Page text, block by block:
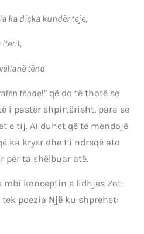
ka diçka kundër teje,
lterit,
tënd
tënde!” që do të thotë se
i pastër shpirtërisht, para se
e tij. Ai duhet që të mendojë
ka kryer dhe t’i ndreqë ato
për ta shëlbuar atë.
mbi konceptin e lidhjes Zot-
poezia Një ku shprehet: